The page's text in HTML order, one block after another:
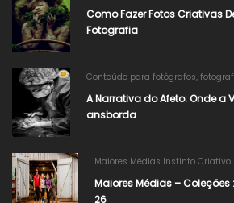
Como Fazer Fotos Criativas
Fotografia
Conteúdo para fotógrafos,
A Narrativa do Afeto: Onde a
ansborda
Maiores Médias Instinto Criativo
Maiores Médias – Coleções
26